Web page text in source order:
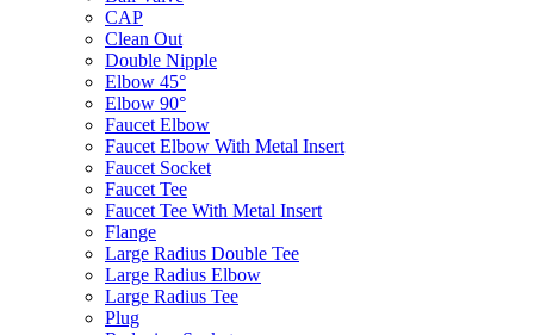
CAP
Clean Out
Double Nipple
Elbow 45°
Elbow 90°
Faucet Elbow
Faucet Elbow With Metal Insert
Faucet Socket
Faucet Tee
Faucet Tee With Metal Insert
Flange
Large Radius Double Tee
Large Radius Elbow
Large Radius Tee
Plug